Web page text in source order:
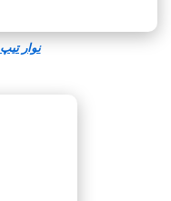
نوار تیپ